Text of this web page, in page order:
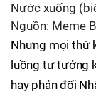
Nước xuống
Nguồn: Meme
Nhưng mọi thứ
luồng tư tưởng
hay phản đối